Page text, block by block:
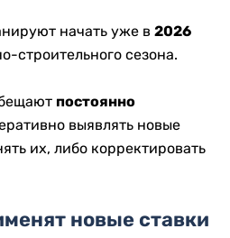
начать уже в 2026
строительного сезона.
постоянно
выявлять новые
их, либо корректировать
новые ставки